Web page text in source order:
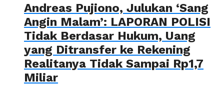
Andreas Pujiono, Julukan ‘Sang
Angin Malam’: LAPORAN POLISI
Tidak Berdasar Hukum, Uang
yang Ditransfer ke Rekening
Realitanya Tidak Sampai Rp1,7
Miliar